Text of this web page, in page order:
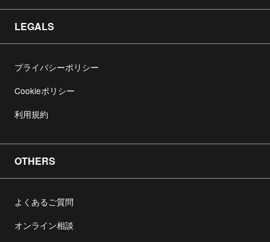
LEGALS
プライバシーポリシー
Cookieポリシー
利用規約
OTHERS
よくあるご質問
オンライン相談